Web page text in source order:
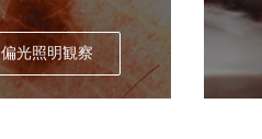
偏光照明観察